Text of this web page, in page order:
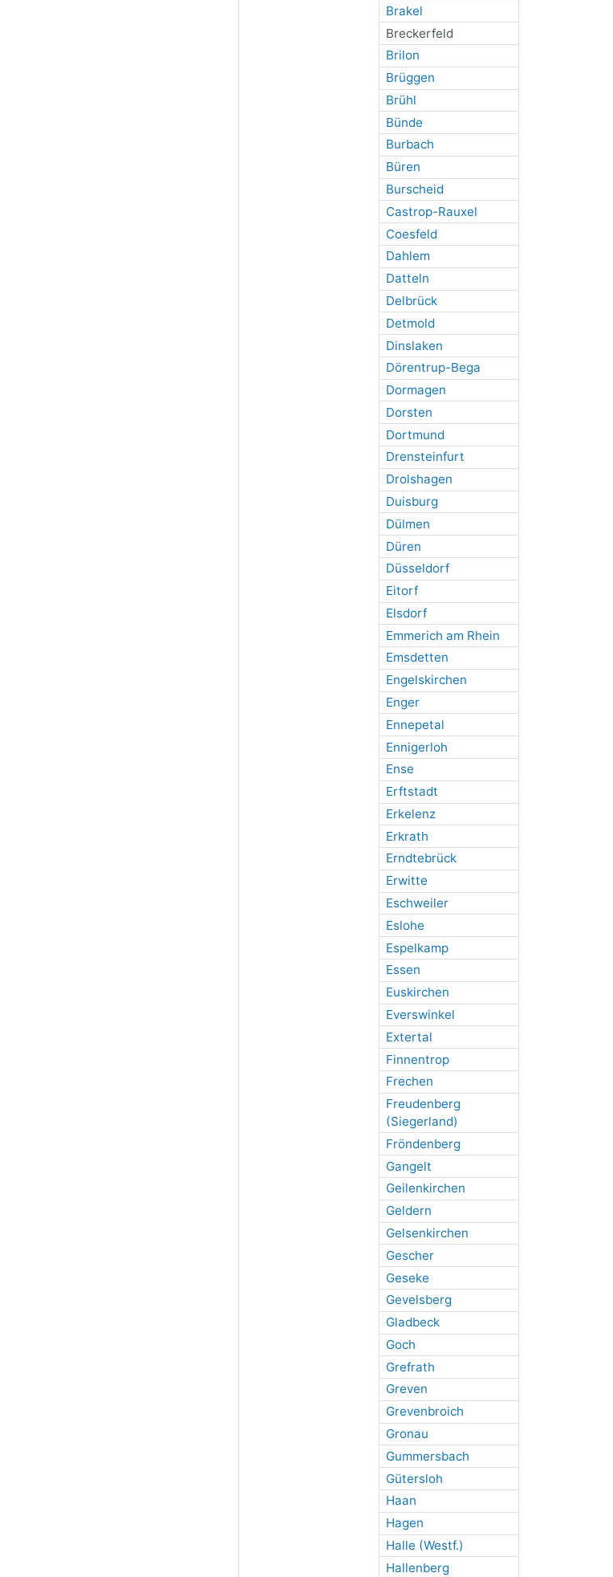
Brakel
Breckerfeld
Brilon
Brüggen
Brühl
Bünde
Burbach
Büren
Burscheid
Castrop-Rauxel
Coesfeld
Dahlem
Datteln
Delbrück
Detmold
Dinslaken
Dörentrup-Bega
Dormagen
Dorsten
Dortmund
Drensteinfurt
Drolshagen
Duisburg
Dülmen
Düren
Düsseldorf
Eitorf
Elsdorf
Emmerich am Rhein
Emsdetten
Engelskirchen
Enger
Ennepetal
Ennigerloh
Ense
Erftstadt
Erkelenz
Erkrath
Erndtebrück
Erwitte
Eschweiler
Eslohe
Espelkamp
Essen
Euskirchen
Everswinkel
Extertal
Finnentrop
Frechen
Freudenberg
(Siegerland)
Fröndenberg
Gangelt
Geilenkirchen
Geldern
Gelsenkirchen
Gescher
Geseke
Gevelsberg
Gladbeck
Goch
Grefrath
Greven
Grevenbroich
Gronau
Gummersbach
Gütersloh
Haan
Hagen
Halle (Westf.)
Hallenberg